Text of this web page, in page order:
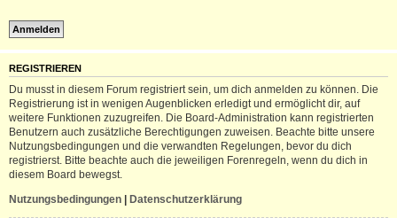
REGISTRIEREN
Du musst in diesem Forum registriert sein, um dich anmelden zu können. Die
Registrierung ist in wenigen Augenblicken erledigt und ermöglicht dir, auf
weitere Funktionen zuzugreifen. Die Board-Administration kann registrierten
Benutzern auch zusätzliche Berechtigungen zuweisen. Beachte bitte unsere
Nutzungsbedingungen und die verwandten Regelungen, bevor du dich
registrierst. Bitte beachte auch die jeweiligen Forenregeln, wenn du dich in
diesem Board bewegst.
Nutzungsbedingungen | Datenschutzerklärung